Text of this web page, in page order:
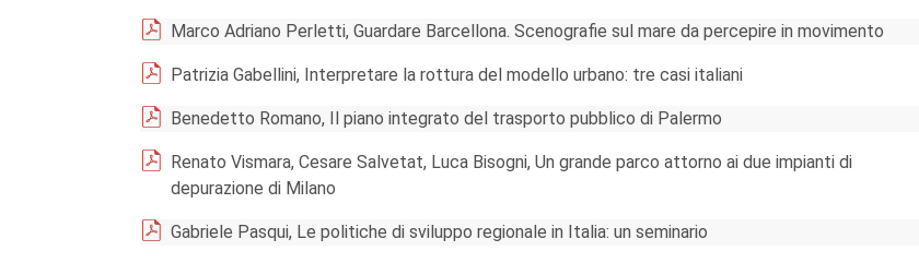
Marco Adriano Perletti, Guardare Barcellona. Scenografie sul mare da percepire in movimento
Patrizia Gabellini, Interpretare la rottura del modello urbano: tre casi italiani
Benedetto Romano, Il piano integrato del trasporto pubblico di Palermo
Renato Vismara, Cesare Salvetat, Luca Bisogni, Un grande parco attorno ai due impianti di
depurazione di Milano
Gabriele Pasqui, Le politiche di sviluppo regionale in Italia: un seminario